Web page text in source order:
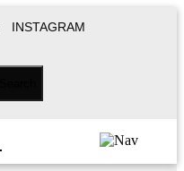
INSTAGRAM